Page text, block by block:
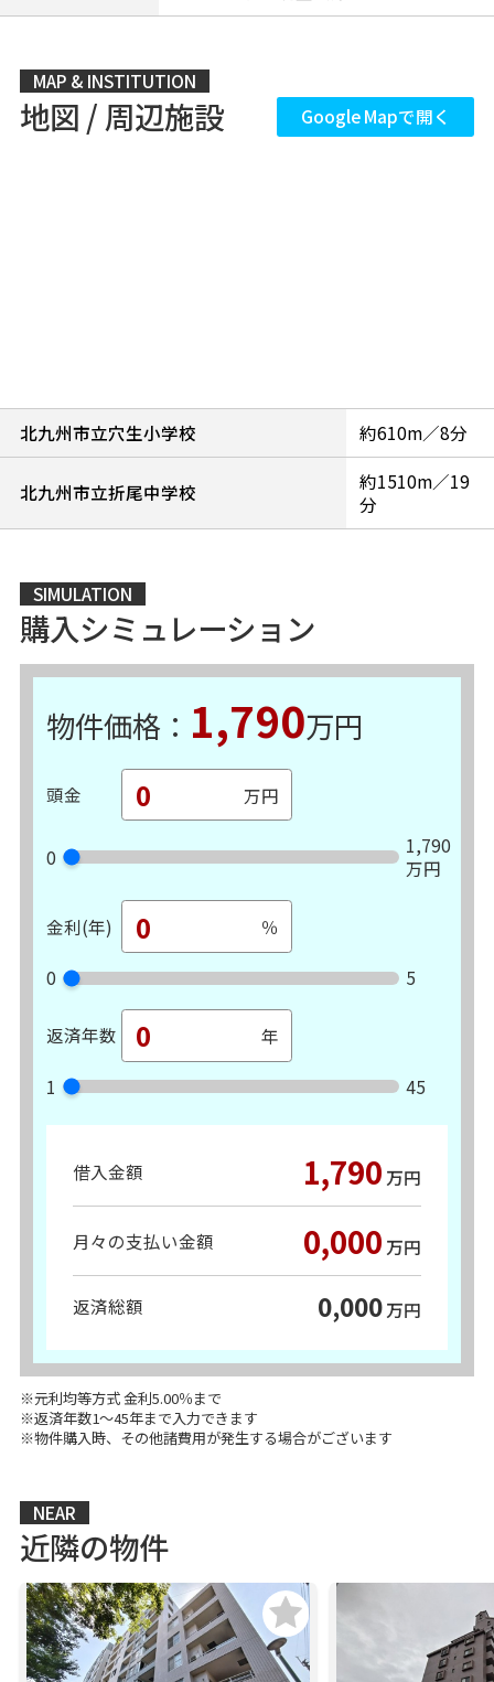
MAP & INSTITUTION
地図 / 周辺施設 Google Mapで開く
北九州市立穴生小学校 約610m／8分
北九州市立折尾中学校
約1510m／19
分
SIMULATION
購入シミュレーション
物件価格： 1,790万円
頭金
0
1,790
万円
金利(年)
0 5
返済年数
1 45
借入金額 1,790 万円
月々の支払い金額 0,000 万円
返済総額 0,000万円
※元利均等方式 金利5.00％まで
※返済年数1～45年まで入力できます
※物件購入時、その他諸費用が発生する場合がございます
NEAR
近隣の物件